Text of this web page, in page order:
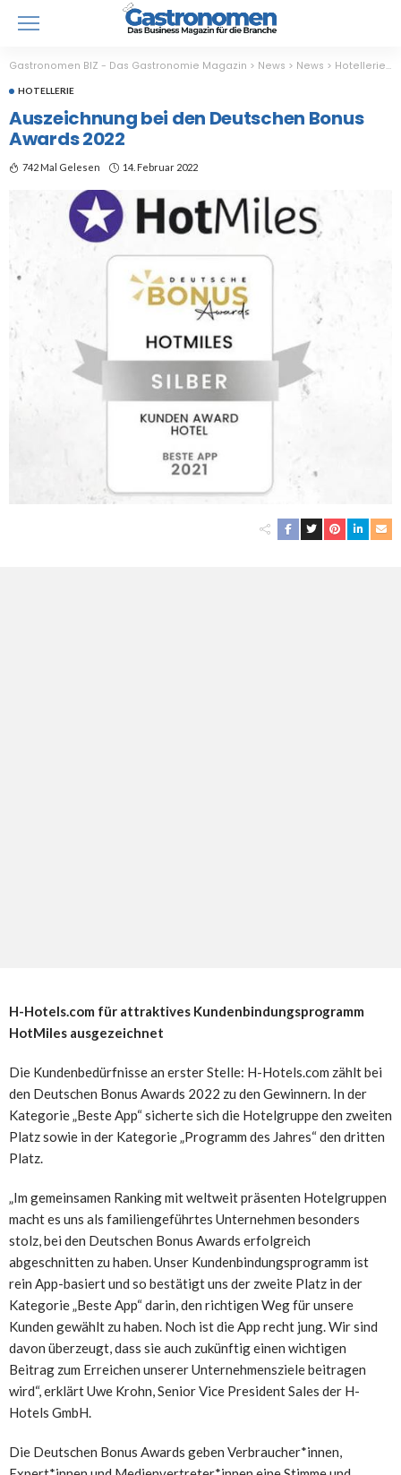
Gastronomen BIZ - Das Gastronomie Magazin > News > News > Hotellerie>
HOTELLERIE
Auszeichnung bei den Deutschen Bonus
Awards 2022
742 Mal Gelesen 14. Februar 2022
H-Hotels.com für attraktives Kundenbindungsprogramm
HotMiles ausgezeichnet
Die Kundenbedürfnisse an erster Stelle: H-Hotels.com zählt bei
den Deutschen Bonus Awards 2022 zu den Gewinnern. In der
Kategorie „Beste App“ sicherte sich die Hotelgruppe den zweiten
Platz sowie in der Kategorie „Programm des Jahres“ den dritten
Platz.
„Im gemeinsamen Ranking mit weltweit präsenten Hotelgruppen
macht es uns als familiengeführtes Unternehmen besonders
stolz, bei den Deutschen Bonus Awards erfolgreich
abgeschnitten zu haben. Unser Kundenbindungsprogramm ist
rein App-basiert und so bestätigt uns der zweite Platz in der
Kategorie „Beste App“ darin, den richtigen Weg für unsere
Kunden gewählt zu haben. Noch ist die App recht jung. Wir sind
davon überzeugt, dass sie auch zukünftig einen wichtigen
Beitrag zum Erreichen unserer Unternehmensziele beitragen
wird“, erklärt Uwe Krohn, Senior Vice President Sales der H-
Hotels GmbH.
Die Deutschen Bonus Awards geben Verbraucher*innen,